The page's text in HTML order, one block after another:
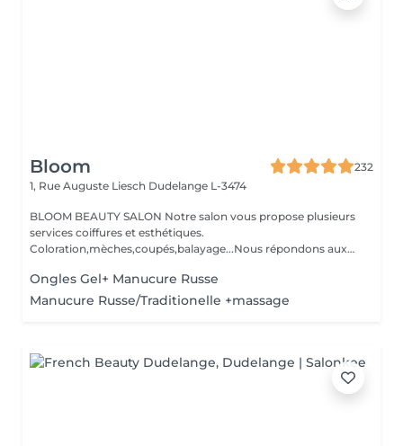
Bloom
232
1, Rue Auguste Liesch Dudelange L-3474
BLOOM BEAUTY SALON Notre salon vous propose plusieurs
services coiffures et esthétiques.
Coloration,mèches,coupés,balayage...Nous répondons aux
Ongles Gel+ Manucure Russe
Manucure Russe/Traditionelle +massage